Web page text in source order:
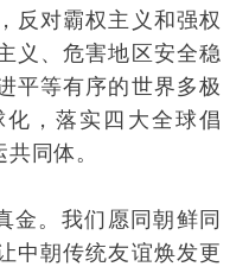
反对霸权主义和强权
义、危害地区安全稳
平等有序的世界多极
，落实四大全球倡
同体。
金。我们愿同朝鲜同
中朝传统友谊焕发更